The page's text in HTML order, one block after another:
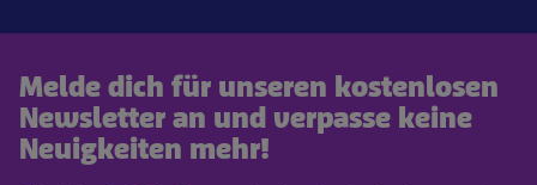
Melde dich für unseren kostenlosen
Newsletter an und verpasse keine
Neuigkeiten mehr!